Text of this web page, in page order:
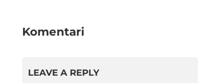
Komentari
LEAVE A REPLY